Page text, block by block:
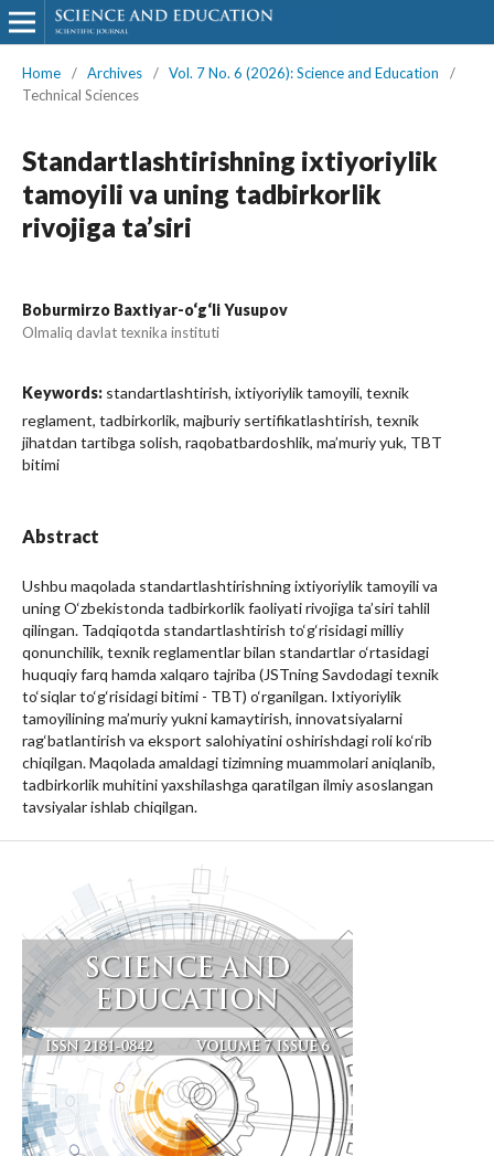
Home / Archives / Vol. 7 No. 6 (2026): Science and Education
/
Technical Sciences
Standartlashtirishning ixtiyoriylik
tamoyili va uning tadbirkorlik
rivojiga ta’siri
Boburmirzo Baxtiyar-o‘g‘li Yusupov
Olmaliq davlat texnika instituti
Keywords: standartlashtirish, ixtiyoriylik tamoyili, texnik
reglament, tadbirkorlik, majburiy sertifikatlashtirish, texnik
jihatdan tartibga solish, raqobatbardoshlik, ma’muriy yuk, TBT
bitimi
Abstract
Ushbu maqolada standartlashtirishning ixtiyoriylik tamoyili va
uning O‘zbekistonda tadbirkorlik faoliyati rivojiga ta’siri tahlil
qilingan. Tadqiqotda standartlashtirish to‘g‘risidagi milliy
qonunchilik, texnik reglamentlar bilan standartlar o‘rtasidagi
huquqiy farq hamda xalqaro tajriba (JSTning Savdodagi texnik
to‘siqlar to‘g‘risidagi bitimi - TBT) o‘rganilgan. Ixtiyoriylik
tamoyilining ma’muriy yukni kamaytirish, innovatsiyalarni
rag‘batlantirish va eksport salohiyatini oshirishdagi roli ko‘rib
chiqilgan. Maqolada amaldagi tizimning muammolari aniqlanib,
tadbirkorlik muhitini yaxshilashga qaratilgan ilmiy asoslangan
tavsiyalar ishlab chiqilgan.